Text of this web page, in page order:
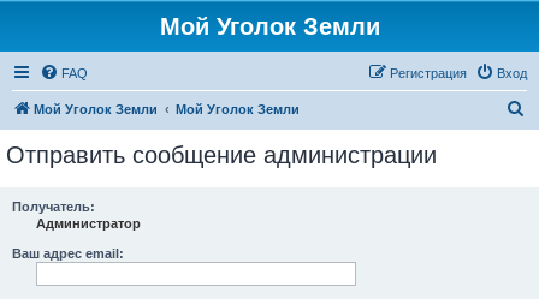
Мой Уголок Земли
FAQ Вход
Регистрация
Мой Уголок Земли Мой Уголок Земли
Отправить сообщение администрации
Получатель:
Администратор
Ваш адрес email: